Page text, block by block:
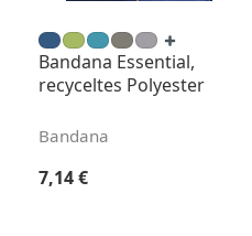
Bandana Essential,
recyceltes Polyester
Bandana
Regulärer Preis:
7,14 €